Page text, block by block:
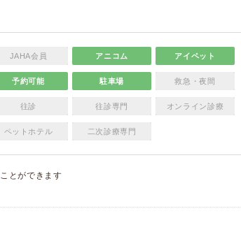
JAHA会員 アニコム アイペット
予約可能 駐車場 救急・夜間
往診 往診専門 オンライン診療
ペットホテル 二次診療専門
とができます